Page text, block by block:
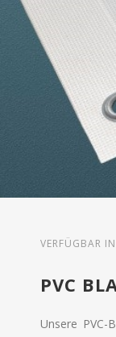
VERFÜGBAR
PVC
Unsere PVC-